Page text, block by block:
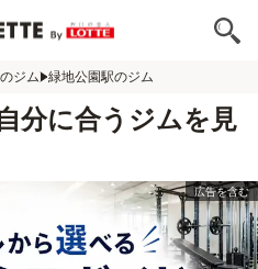
ジム 緑地公園駅のジム
分に合うジムを見